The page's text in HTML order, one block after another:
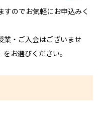
のでお気軽にお申込みく
・ご入会はございませ
お選びください。